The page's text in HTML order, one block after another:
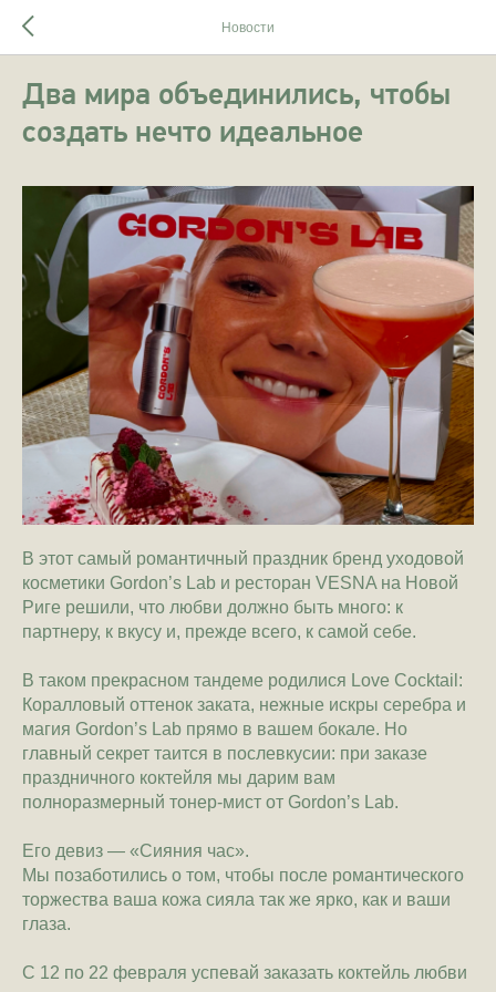
Новости
Два мира объединились, чтобы
создать нечто идеальное
В этот самый романтичный праздник бренд уходовой
косметики Gordon’s Lab и ресторан VESNA на Новой
Риге решили, что любви должно быть много: к
партнеру, к вкусу и, прежде всего, к самой себе.
В таком прекрасном тандеме родилися Love Cocktail:
Коралловый оттенок заката, нежные искры серебра и
магия Gordon’s Lab прямо в вашем бокале. Но
главный секрет таится в послевкусии: при заказе
праздничного коктейля мы дарим вам
полноразмерный тонер-мист от Gordon’s Lab.
Его девиз — «Сияния час».
Мы позаботились о том, чтобы после романтического
торжества ваша кожа сияла так же ярко, как и ваши
глаза.
С 12 по 22 февраля успевай заказать коктейль любви